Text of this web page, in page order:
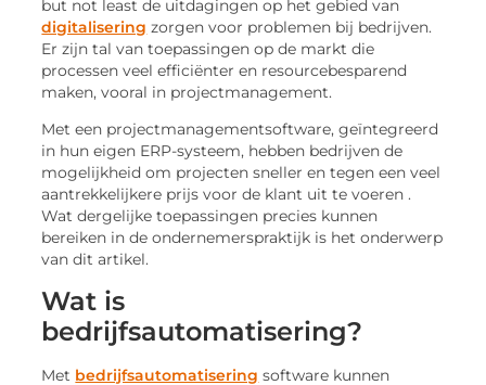
but not least de uitdagingen op het gebied van
digitalisering zorgen voor problemen bij bedrijven.
Er zijn tal van toepassingen op de markt die
processen veel efficiënter en resourcebesparend
maken, vooral in projectmanagement.
Met een projectmanagementsoftware, geïntegreerd
in hun eigen ERP-systeem, hebben bedrijven de
mogelijkheid om projecten sneller en tegen een veel
aantrekkelijkere prijs voor de klant uit te voeren .
Wat dergelijke toepassingen precies kunnen
bereiken in de ondernemerspraktijk is het onderwerp
van dit artikel.
Wat is
bedrijfsautomatisering?
Met bedrijfsautomatisering software kunnen